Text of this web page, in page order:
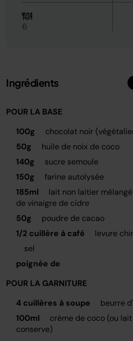
6
Ingrédients
POUR LA BASE
100g
chocolat noir
50g
huile de noix de coco
140g
sucre semoule
150g
farine autolysée
185ml
lait non laitier
de vinaigre de cidre
50g
poudre de cacao
1/2 cuillère à café
levure
sel
poignée de
POUR LA GARNITURE
4 cuillères à soupe
beurre
100ml
crème de coco (ou
conserve)